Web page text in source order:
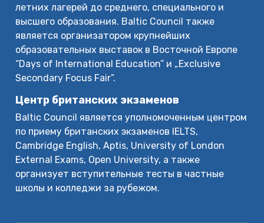
летних лагерей до среднего, специального и
высшего образования. Baltic Council также
является организатором крупнейших
образовательных выставок в Восточной Европе
“Days of International Education” и „Exclusive
Secondary Focus Fair”.
Центр британских экзаменов
Baltic Council является уполномоченным центром
по приему британских экзаменов IELTS,
Cambridge English, Aptis, University of London
External Exams, Open University, а также
организует вступительные тесты в частные
школы и колледжи за рубежом.